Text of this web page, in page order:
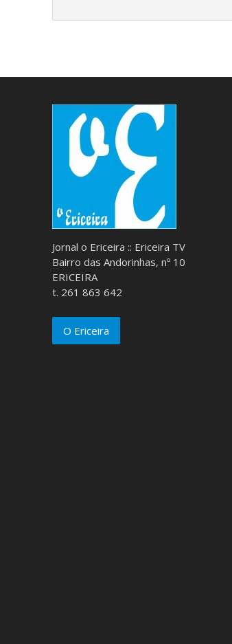
Jornal o Ericeira :: Ericeira TV
Bairro das Andorinhas, nº 10
ERICEIRA
t. 261 863 642
O Ericeira